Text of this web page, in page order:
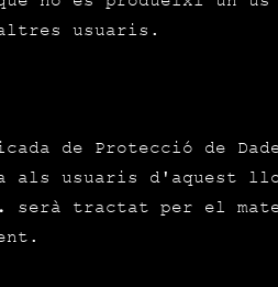
usuaris.
de Protecció de
als usuaris d'aquest
serà tractat per el